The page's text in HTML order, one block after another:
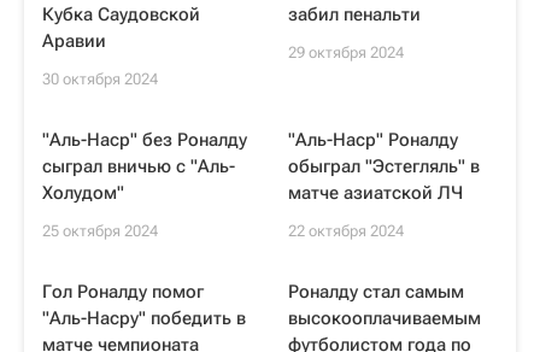
Кубка Саудовской
Аравии
30 октября 2024
забил пенальти
29 октября 2024
"Аль-Наср" без Роналду
сыграл вничью с "Аль-
Холудом"
25 октября 2024
"Аль-Наср" Роналду
обыграл "Эстегляль" в
матче азиатской ЛЧ
22 октября 2024
Гол Роналду помог
"Аль-Насру" победить в
матче чемпионата
Роналду стал самым
высокооплачиваемым
футболистом года по